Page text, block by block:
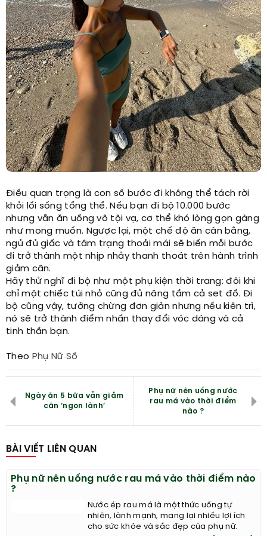
Điều quan trọng là con số bước đi không thể tách rời
khỏi lối sống tổng thể. Nếu bạn đi bộ 10.000 bước
nhưng vẫn ăn uống vô tội vạ, cơ thể khó lòng gọn gàng
như mong muốn. Ngược lại, một chế độ ăn cân bằng,
ngủ đủ giấc và tâm trạng thoải mái sẽ biến mỗi bước
đi trở thành một nhịp nhảy thanh thoát trên hành trình
giảm cân.
Hãy thử nghĩ đi bộ như một phụ kiện thời trang: đôi khi
chỉ một chiếc túi nhỏ cũng đủ nâng tầm cả set đồ. Đi
bộ cũng vậy, tưởng chừng đơn giản nhưng nếu kiên trì,
nó sẽ trở thành điểm nhấn thay đổi vóc dáng và cả
tinh thần bạn.
Theo Phụ Nữ Số
Ngày ăn 5 bữa vẫn giảm
cân ‘ngon lành’
Phụ nữ nên uống nước
rau má vào thời điểm
nào ?
BÀI VIẾT LIÊN QUAN
Phụ nữ nên uống nước rau má vào thời điểm nào
?
Nước ép rau má là một thức uống tự
nhiên, lành mạnh, mang lại nhiều lợi ích
cho sức khỏe và sắc đẹp của phụ nữ.